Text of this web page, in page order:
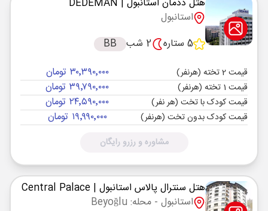
هتل ددمان استانبول | DEDEMAN
استانبول
5 ستاره
2 شب BB
قیمت 2 تخته (هرنفر) ۳۰٬۳۹۰٬۰۰۰ تومان
قیمت 1 تخته (هرنفر) ۳۹٬۷۹۰٬۰۰۰ تومان
قیمت کودک با تخت (هر نفر) ۲۴٬۵۹۰٬۰۰۰ تومان
قیمت کودک بدون تخت (هرنفر) ۱۹٬۹۹۰٬۰۰۰ تومان
مشاوره و رزرو رایگان
هتل سنترال پالاس استانبول | Central Palace
استانبول - محله: Beyoğlu